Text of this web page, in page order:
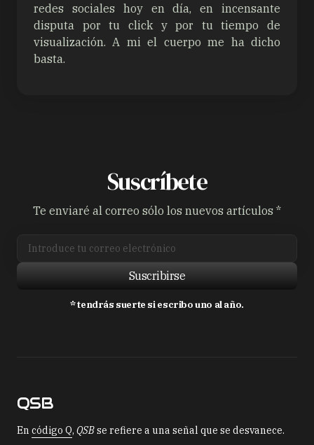
redes sociales hoy en día, en incensante
disputa por tu click y por tu tiempo de
visualización. A mi el cuerpo me ha dicho
basta.
Suscríbete
Te enviaré al correo sólo los nuevos artículos *
Suscribirse
* tendrás suerte si escribo uno al año.
QSB
En código Q, QSBse refiere a una señal que se desvanece.